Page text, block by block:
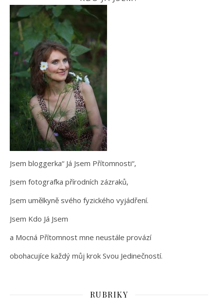
Jsem bloggerka“ Já Jsem Přítomnosti“,
Jsem fotografka přírodních zázraků,
Jsem umělkyně svého fyzického vyjádření.
Jsem Kdo Já Jsem
a Mocná Přítomnost mne neustále provází
obohacujíce každý můj krok Svou Jedinečností.
RUBRIKY